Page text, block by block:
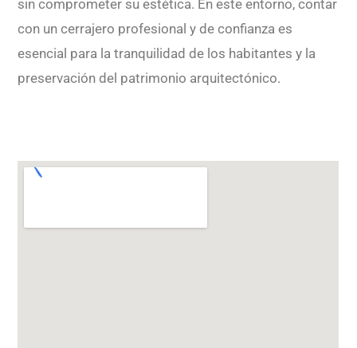
sin comprometer su estética. En este entorno, contar
con un cerrajero profesional y de confianza es
esencial para la tranquilidad de los habitantes y la
preservación del patrimonio arquitectónico.